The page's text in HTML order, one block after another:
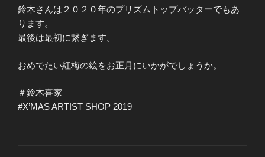
鈴木さんは２０２０年のプリズムトップバッターでもあ
ります。
最後は最初に繋ぎます。
おめでたい紅梅の絵をお正月にいかがでしょうか。
＃鈴木喜家
#X’MAS ARTIST SHOP 2019